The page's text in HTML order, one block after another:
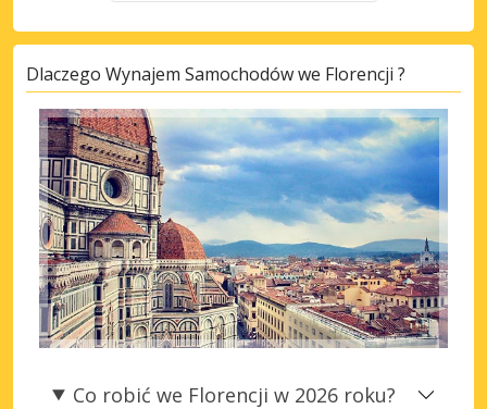
Dlaczego Wynajem Samochodów we Florencji ?
Co robić we Florencji w 2026 roku?